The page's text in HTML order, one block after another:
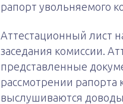
рапорт увольняемого
Аттестационный лист
заседания комиссии.
представленные
рассмотрении рапорта
выслушиваются